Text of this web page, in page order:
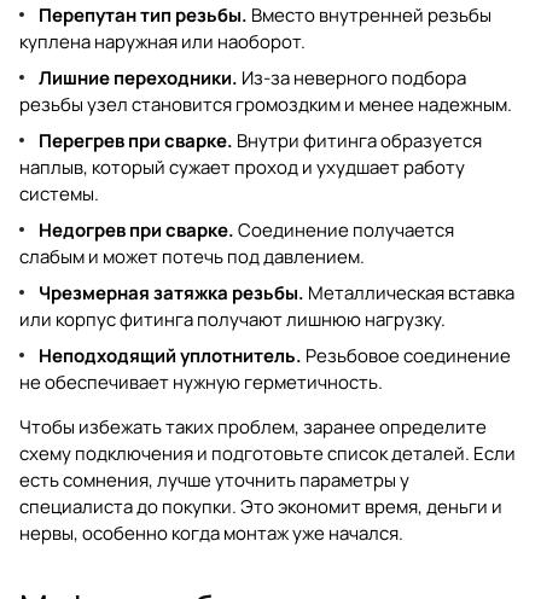
Перепутан тип резьбы. Вместо внутренней резьбы
куплена наружная или наоборот.
Лишние переходники. Из-за неверного подбора
резьбы узел становится громоздким и менее надежным.
Перегрев при сварке. Внутри фитинга образуется
наплыв, который сужает проход и ухудшает работу
системы.
Недогрев при сварке.Соединение получается
слабым и может потечь под давлением.
Чрезмерная затяжка резьбы. Металлическая вставка
или корпус фитинга получают лишнюю нагрузку.
Неподходящий уплотнитель. Резьбовое соединение
не обеспечивает нужную герметичность.
Чтобы избежать таких проблем, заранее определите
схему подключения и подготовьте список деталей. Если
есть сомнения, лучше уточнить параметры у
специалиста до покупки. Это экономит время, деньги и
нервы, особенно когда монтаж уже начался.